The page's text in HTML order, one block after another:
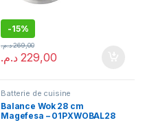
-15%
229,00 د.م.
269,00 د.م.
Batterie de cuisine
Balance Wok 28 cm
Magefesa – 01PXWOBAL28